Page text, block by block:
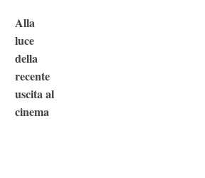
Alla
luce
della
recente
uscita al
cinema